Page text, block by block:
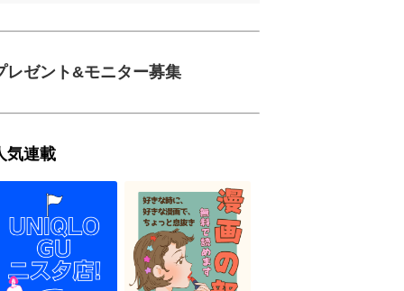
レゼント&モニター募集
気連載